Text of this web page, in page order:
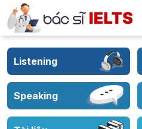
Skip
to
content
Listening
Speaking